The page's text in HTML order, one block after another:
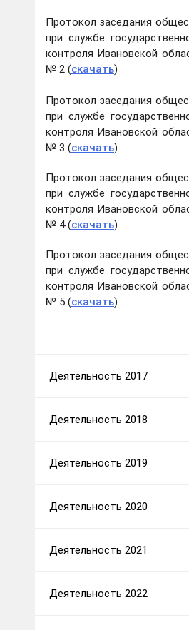
Протокол заседания
при службе
контроля Ивановской
№ 2 (скачать)
Протокол заседания
при службе
контроля Ивановской
№ 3 (скачать)
Протокол заседания
при службе
контроля Ивановской
№ 4 (скачать)
Протокол заседания
при службе
контроля Ивановской
№ 5 (скачать)
Деятельность 2017
Деятельность 2018
Деятельность 2019
Деятельность 2020
Деятельность 2021
Деятельность 2022